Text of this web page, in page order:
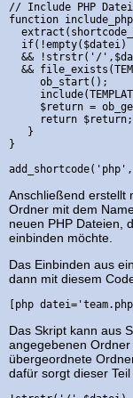
// Include PHP Datei
function
  if(!empty($datei)
&& !strstr('/
&&
     ob_start();
$return =
     return $return;
   }
}
Anschließend erstellt
Ordner mit dem
neuen PHP Dateien,
einbinden möchte.
Das Einbinden aus
dann mit diesem
[php
Das Skript kann aus
angegebenen
übergeordnete
dafür sorgt dieser